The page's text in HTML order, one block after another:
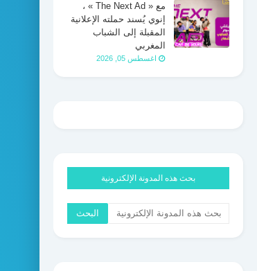
مع « The Next Ad » ،
إنوي يُسند حملته الإعلانية
المقبلة إلى الشباب
المغربي
اغسطس 05, 2026
بحث هذه المدونة الإلكترونية